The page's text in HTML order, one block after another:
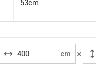
cm ×